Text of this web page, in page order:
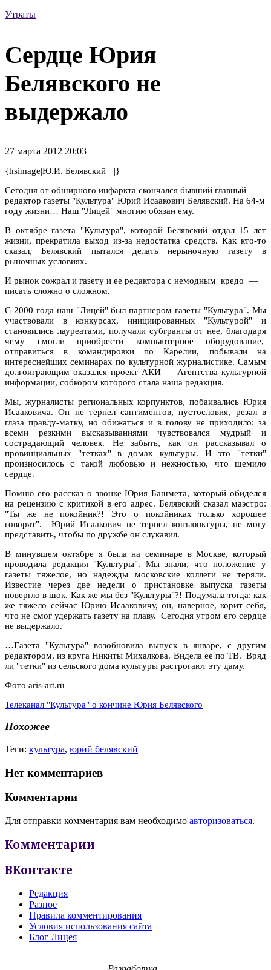
Утраты
Сердце Юрия
Белявского не
выдержало
27 марта 2012 20:03
{hsimage|Ю.И. Белявский ||||}
Сегодня от обширного инфаркта скончался бывший главный
редактор газеты "Культура" Юрий Исаакович Белявский. На 64-м
году жизни… Наш "Лицей" многим обязан ему.
В октябре газета "Культура", которой Белявский отдал 15 лет
жизни, прекратила выход из-за недостатка средств. Как кто-то
сказал, Белявский пытался делать нерыночную газету в
рыночных условиях.
И рынок сожрал и газету и ее редактора с немодным кредо —
писать сложно о сложном.
С 2000 года наш "Лицей" был партнером газеты "Культура". Мы
участвовали в конкурсах, инициированных "Культурой" и
становились лауреатами, получали субгранты от нее, благодаря
чему смогли приобрести компьютерное оборудование,
отправиться в командировки по Карелии, побывали на
интереснейших семинарах по культурной журналистике. Самым
долгоиграющим оказался проект АКИ — Агентства культурной
информации, собкором которого стала наша редакция.
Мы, журналисты региональных корпунктов, побаивались Юрия
Исааковича. Он не терпел сантиментов, пустословия, резал в
глаза правду-матку, но обижаться и в голову не приходило: за
всеми резкими высказываниями чувствовался мудрый и
сострадающий человек. Не забыть, как он рассказывал о
провинциальных "тетках" в домах культуры. И это "тетки"
произносилось с такой любовью и нежностью, что щемило
сердце.
Помню его рассказ о звонке Юрия Башмета, который обиделся
на рецензию с критикой в его адрес. Белявский сказал маэстро:
"Ты же не покойник?! Это о покойниках только хорошее
говорят". Юрий Исаакович не терпел конъюнктуры, не могу
представить, чтобы по дружбе он слукавил.
В минувшем октябре я была на семинаре в Москве, который
проводила редакция "Культуры". Мы знали, что положение у
газеты тяжелое, но надежды московские коллеги не теряли.
Известие через две недели о пристановке выпуска газеты
повергло в шок. Как же мы без "Культуры"?! Подумала тогда: как
же тяжело сейчас Юрию Исааковичу, он, наверное, корит себя,
что не смог удержать газету на плаву. Сегодня утром его сердце
не выдержало.
…Газета "Культура" возобновила выпуск в январе, с другим
редактором, из круга Никиты Михалкова. Видела ее по ТВ. Вряд
ли "тетки" из сельского дома культуры растрогают эту даму.
Фото aris-art.ru
Телеканал "Культура" о кончине Юрия Белявского
Похожее
Теги: культура, юрий белявский
Нет комментариев
Комментарии
Для отправки комментария вам необходимо авторизоваться.
Комментарии
ВКонтакте
Редакция
Разное
Правила комментирования
Условия использования сайта
Блог Лицея